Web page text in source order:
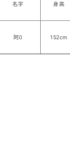
名字 身高
阿0 152cm